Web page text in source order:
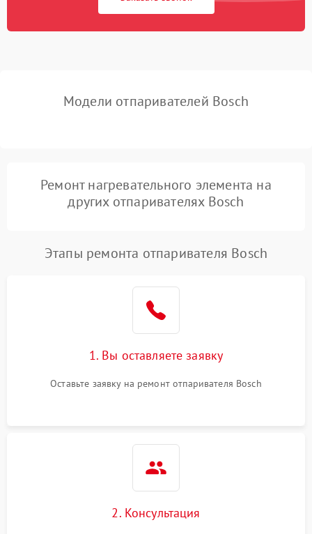
от короткого замыкания
1000 ₽ Подробнее →
Поломка системы защиты
1000 ₽ Подробнее →
Модели отпаривателей Bosch
Ремонт нагревательного элемента на
других отпаривателях Bosch
Этапы ремонта отпаривателя Bosch
1. Вы оставляете заявку
Оставьте заявку на ремонт отпаривателя Bosch
2. Консультация